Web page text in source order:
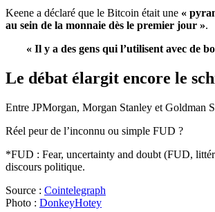
Keene a déclaré que le Bitcoin était une «
au sein de la monnaie dès le premier jour ».
« Il y a des gens qui l’utilisent avec de
Le débat élargit encore le
Entre JPMorgan, Morgan Stanley et Goldman
Réel peur de l’inconnu ou simple FUD ?
*FUD : Fear, uncertainty and doubt (FUD,
discours politique.
Source : Cointelegraph
Photo : DonkeyHotey